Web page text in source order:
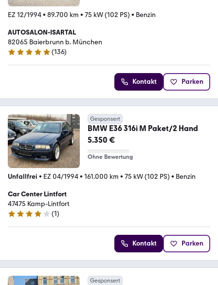
EZ 12/1994• 89.700 km • 75 kW (102 PS) • Benzin
AUTOSALON-ISARTAL
82065 Baierbrunn b. München
4.8 Sterne
(136)
Kontakt Parken
Gesponsert
BMW E36 316i M Paket/2 Hand
5.350 €
Ohne Bewertung
Unfallfrei • EZ 04/1994• 161.000 km • 75 kW (102 PS) • Benzin
Car Center Lintfort
47475 Kamp-Lintfort
4 Sterne
(1)
Kontakt Parken
Gesponsert